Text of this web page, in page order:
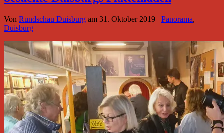
Von Rundschau Duisburg am 31. Oktober 2019 Panorama,
Duisburg